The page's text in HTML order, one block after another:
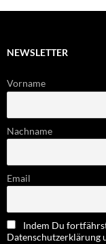
NEWSLETTER
Vorname
Nachname
Email
Indem Du
Datenschutzerklärung